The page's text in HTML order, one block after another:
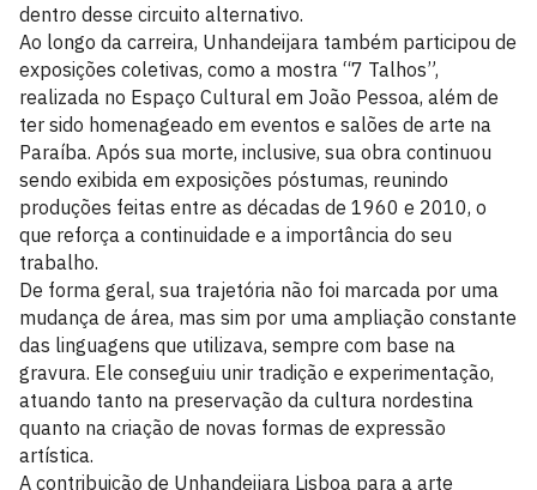
dentro desse circuito alternativo.
Ao longo da carreira, Unhandeijara também participou de
exposições coletivas, como a mostra “7 Talhos”,
realizada no Espaço Cultural em João Pessoa, além de
ter sido homenageado em eventos e salões de arte na
Paraíba. Após sua morte, inclusive, sua obra continuou
sendo exibida em exposições póstumas, reunindo
produções feitas entre as décadas de 1960 e 2010, o
que reforça a continuidade e a importância do seu
trabalho.
De forma geral, sua trajetória não foi marcada por uma
mudança de área, mas sim por uma ampliação constante
das linguagens que utilizava, sempre com base na
gravura. Ele conseguiu unir tradição e experimentação,
atuando tanto na preservação da cultura nordestina
quanto na criação de novas formas de expressão
artística.
A contribuição de Unhandeijara Lisboa para a arte